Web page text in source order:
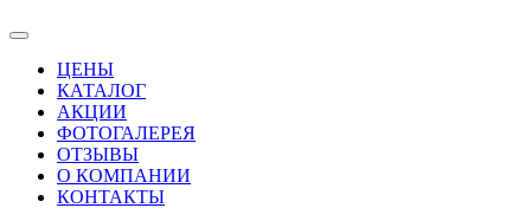
ЦЕНЫ
КАТАЛОГ
АКЦИИ
ФОТОГАЛЕРЕЯ
ОТЗЫВЫ
О КОМПАНИИ
КОНТАКТЫ